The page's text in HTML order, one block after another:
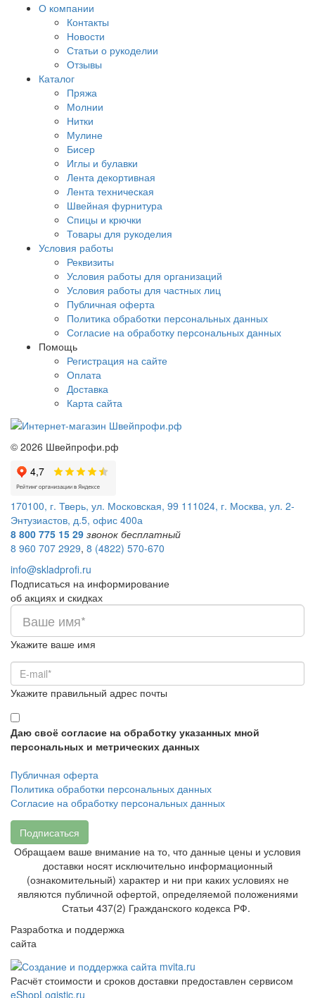
О компании
Контакты
Новости
Статьи о рукоделии
Отзывы
Каталог
Пряжа
Молнии
Нитки
Мулине
Бисер
Иглы и булавки
Лента декортивная
Лента техническая
Швейная фурнитура
Спицы и крючки
Товары для рукоделия
Условия работы
Реквизиты
Условия работы для организаций
Условия работы для частных лиц
Публичная оферта
Политика обработки персональных данных
Согласие на обработку персональных данных
Помощь
Регистрация на сайте
Оплата
Доставка
Карта сайта
© 2026 Швейпрофи.рф
170100, г. Тверь, ул. Московская, 99 111024, г. Москва, ул. 2-
Энтузиастов, д.5, офис 400а
8 800 775 15 29 звонок бесплатный
8 960 707 2929, 8 (4822) 570-670
info@skladprofi.ru
Подписаться на информирование
об акциях и скидках
Укажите ваше имя
Укажите правильный адрес почты
Даю своё согласие на обработку указанных мной
персональных и метрических данных
Публичная оферта
Политика обработки персональных данных
Согласие на обработку персональных данных
Подписаться
Обращаем ваше внимание на то, что данные цены и условия
доставки носят исключительно информационный
(ознакомительный) характер и ни при каких условиях не
являются публичной офертой, определяемой положениями
Статьи 437(2) Гражданского кодекса РФ.
Разработка и поддержка
сайта
Расчёт стоимости и сроков доставки предоставлен сервисом
eShopLogistic.ru